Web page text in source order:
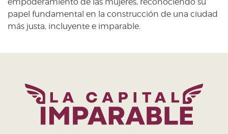
papel fundamental en la construcción de una ciudad
más justa, incluyente e imparable.